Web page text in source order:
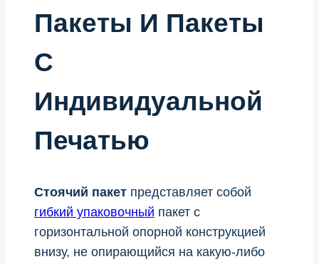
Пакеты И Пакеты
С
Индивидуальной
Печатью
Стоячий пакет представляет собой
гибкий упаковочный пакет с
горизонтальной опорной конструкцией
внизу, не опирающийся на какую-либо